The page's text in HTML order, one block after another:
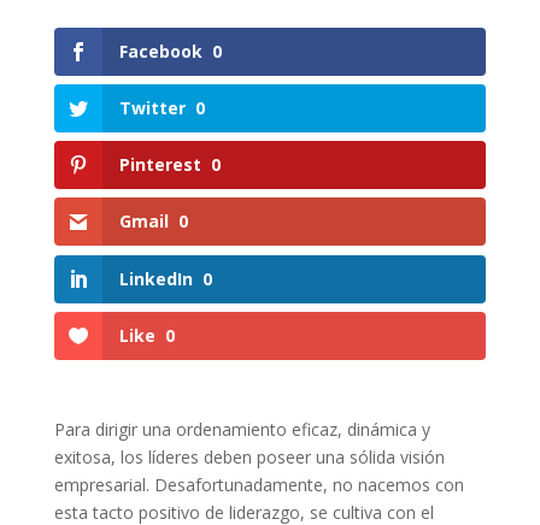
Facebook 0
Twitter 0
Pinterest 0
Gmail 0
LinkedIn 0
Like 0
Para dirigir una ordenamiento eficaz, dinámica y
exitosa, los líderes deben poseer una sólida visión
empresarial. Desafortunadamente, no nacemos con
esta tacto positivo de liderazgo, se cultiva con el